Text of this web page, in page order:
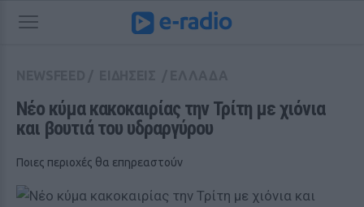
Νέο κύμα κακοκαιρίας την Τρίτη με χιόνια
και βουτιά του υδραργύρου
Ποιες περιοχές θα επηρεαστούν